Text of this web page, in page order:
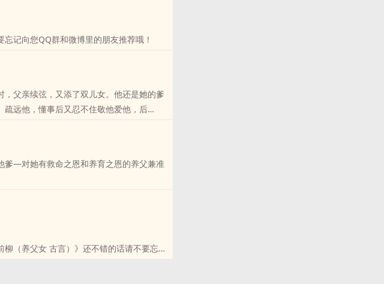
记向您QQ群和微博里的朋友推荐哦！
父亲续弦，又添了双儿女。他还是她的爹
远他，懂事后又忍不住敬他爱他，后
，可就是迟迟没有嫁女......直到圣旨赐
错的话请不要忘记向您QQ群和微博里的朋
爹—对她有救命之恩和养育之恩的养父兼准
请不要忘记向您QQ群和微博里的朋友推
（养父女 古言）》还不错的话请不要忘记